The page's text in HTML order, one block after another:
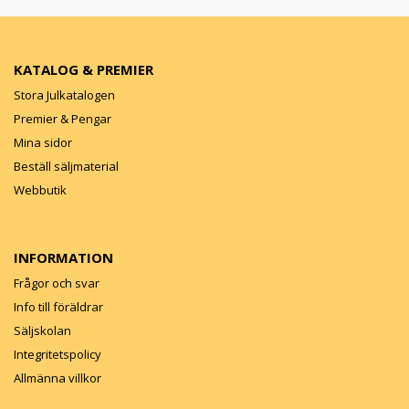
KATALOG & PREMIER
Stora Julkatalogen
Premier & Pengar
Mina sidor
Beställ säljmaterial
Webbutik
INFORMATION
Frågor och svar
Info till föräldrar
Säljskolan
Integritetspolicy
Allmänna villkor